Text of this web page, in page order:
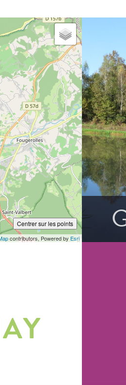
Centrer sur les points
contributors, Powered by Esri